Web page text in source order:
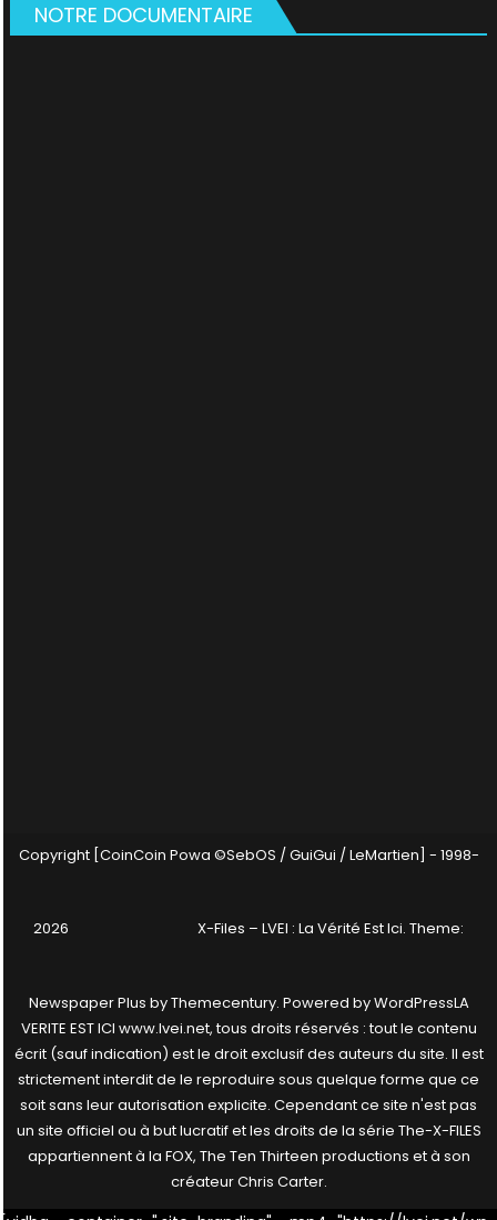
NOTRE DOCUMENTAIRE
Copyright [CoinCoin Powa ©SebOS / GuiGui / LeMartien] - 1998-
2026 X-Files – LVEI : La Vérité Est Ici. Theme:
Newspaper Plus byThemecentury. Powered byWordPressLA
VERITE EST ICI www.lvei.net, tous droits réservés : tout le contenu
écrit (sauf indication) est le droit exclusif des auteurs du site. Il est
strictement interdit de le reproduire sous quelque forme que ce
soit sans leur autorisation explicite. Cependant ce site n'est pas
un site officiel ou à but lucratif et les droits de la série The-X-FILES
appartiennent à la FOX, The Ten Thirteen productions et à son
créateur Chris Carter.